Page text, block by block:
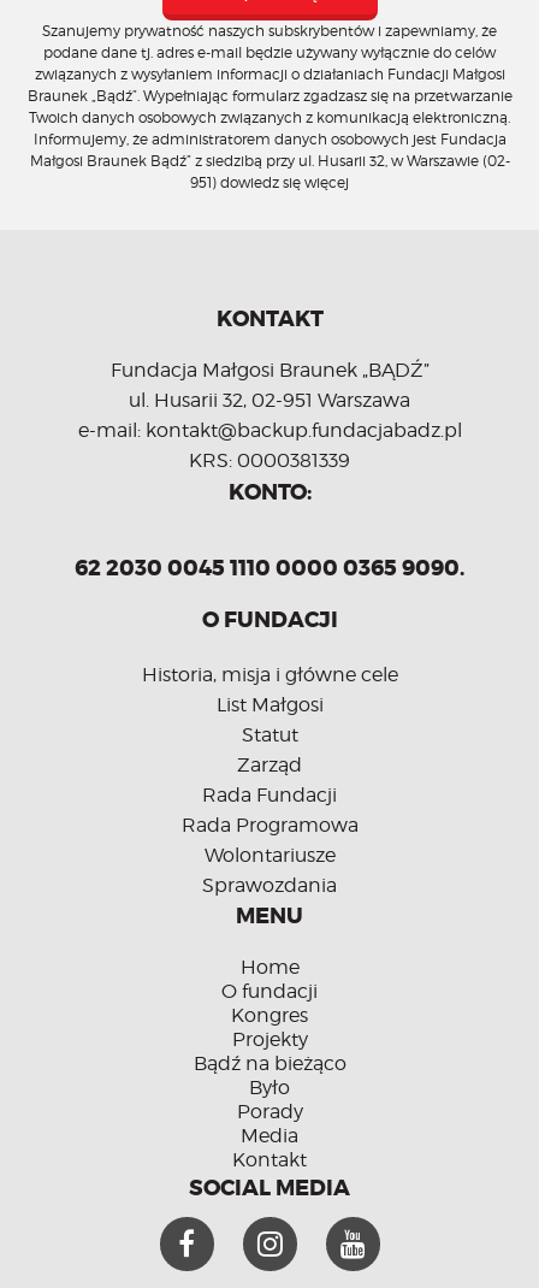
Szanujemy prywatność naszych subskrybentów i zapewniamy, że
podane dane tj. adres e-mail będzie używany wyłącznie do celów
związanych z wysyłaniem informacji o działaniach Fundacji Małgosi
Braunek „Bądź”. Wypełniając formularz zgadzasz się na przetwarzanie
Twoich danych osobowych związanych z komunikacją elektroniczną.
Informujemy, że administratorem danych osobowych jest Fundacja
Małgosi Braunek Bądź” z siedzibą przy ul. Husarii 32, w Warszawie (02-
951) dowiedz się więcej
KONTAKT
Fundacja Małgosi Braunek „BĄDŹ”
ul. Husarii 32, 02-951 Warszawa
e-mail: kontakt@backup.fundacjabadz.pl
KRS: 0000381339
KONTO:
62 2030 0045 1110 0000 0365 9090.
O FUNDACJI
Historia, misja i główne cele
List Małgosi
Statut
Zarząd
Rada Fundacji
Rada Programowa
Wolontariusze
Sprawozdania
MENU
Home
O fundacji
Kongres
Projekty
Bądź na bieżąco
Było
Porady
Media
Kontakt
SOCIAL MEDIA